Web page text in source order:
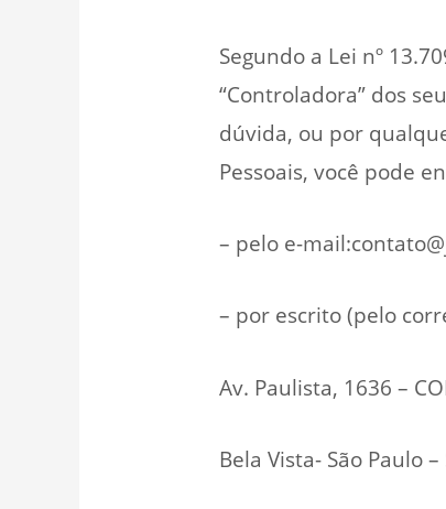
Segundo a Lei nº
“Controladora” dos
dúvida, ou por
Pessoais, você pode
– pelo e-
– por escrito (pelo
Av. Paulista, 1636 –
Bela Vista- São Paulo